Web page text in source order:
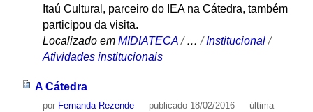
Itaú Cultural, parceiro do IEA na Cátedra, também
participou da visita.
Localizado em MIDIATECA /…/Institucional /
Atividades institucionais
A Cátedra
por Fernanda Rezende — publicado18/02/2016 — última